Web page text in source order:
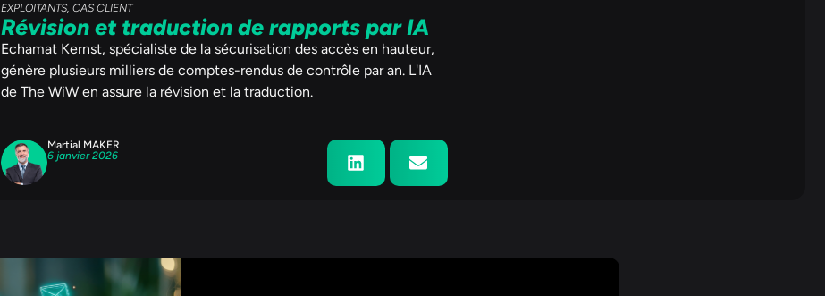
EXPLOITANTS, CAS CLIENT
Révision et traduction de rapports par IA
Echamat Kernst, spécialiste de la sécurisation des accès en hauteur,
génère plusieurs milliers de comptes-rendus de contrôle par an. L'IA
de The WiW en assure la révision et la traduction.
Martial MAKER
6 janvier 2026